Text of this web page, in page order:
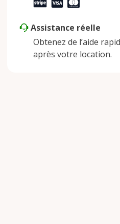
Assistance réelle
Obtenez de l’aide
après votre location.